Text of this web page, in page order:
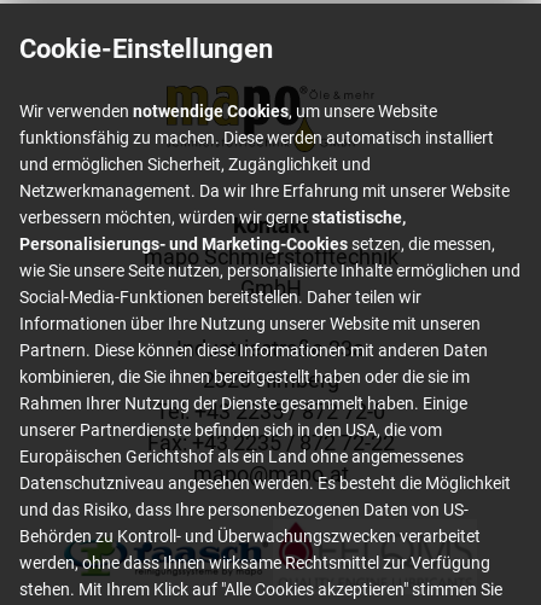
Footer content
Kontakt
mapo Schmierstofftechnik
GmbH
Industriestraße 23a
2325 Himberg
Tel: +43 2235 / 872 72-0
Fax: +43 2235 / 872 72-22
mapo@mapo.at
Cookie-Einstellungen
Wir verwenden notwendige Cookies, um unsere Website
funktionsfähig zu machen. Diese werden automatisch installiert
und ermöglichen Sicherheit, Zugänglichkeit und
Netzwerkmanagement. Da wir Ihre Erfahrung mit unserer Website
verbessern möchten, würden wir gernestatistische,
Personalisierungs- und Marketing-Cookiessetzen, die messen,
wie Sie unsere Seite nutzen, personalisierte Inhalte ermöglichen und
Social-Media-Funktionen bereitstellen. Daher teilen wir
Informationen über Ihre Nutzung unserer Website mit unseren
Partnern. Diese können diese Informationen mit anderen Daten
kombinieren, die Sie ihnen bereitgestellt haben oder die sie im
Rahmen Ihrer Nutzung der Dienste gesammelt haben. Einige
unserer Partnerdienste befinden sich in den USA, die vom
Europäischen Gerichtshof als ein Land ohne angemessenes
Datenschutzniveau angesehen werden. Es besteht die Möglichkeit
und das Risiko, dass Ihre personenbezogenen Daten von US-
Behörden zu Kontroll- und Überwachungszwecken verarbeitet
werden, ohne dass Ihnen wirksame Rechtsmittel zur Verfügung
stehen. Mit Ihrem Klick auf "Alle Cookies akzeptieren" stimmen Sie